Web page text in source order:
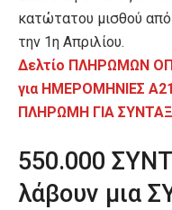
κατώτατου μισθού
την 1η Απριλίου.
Δελτίο ΠΛΗΡΩΜΩΝ
για ΗΜΕΡΟΜΗΝΙΕΣ
ΠΛΗΡΩΜΗ ΓΙΑ
550.000
λάβουν μια